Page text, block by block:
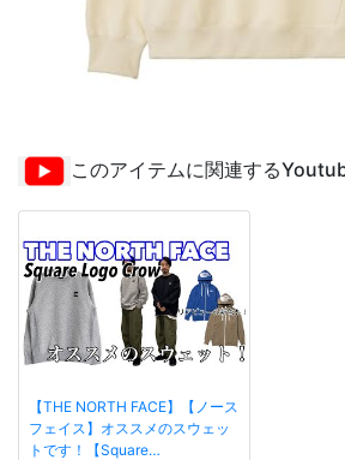
このアイテムに関連する
【THE NORTH FACE】【ノース
フェイス】オススメのスウェッ
トです！【Square…